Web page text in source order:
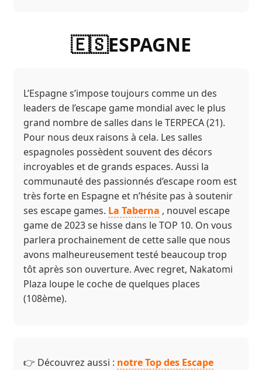
🇪🇸ESPAGNE
L’Espagne s’impose toujours comme un des
leaders de l’escape game mondial avec le plus
grand nombre de salles dans le TERPECA (21).
Pour nous deux raisons à cela. Les salles
espagnoles possèdent souvent des décors
incroyables et de grands espaces. Aussi la
communauté des passionnés d’escape room est
très forte en Espagne et n’hésite pas à soutenir
ses escape games. La Taberna , nouvel escape
game de 2023 se hisse dans le TOP 10. On vous
parlera prochainement de cette salle que nous
avons malheureusement testé beaucoup trop
tôt après son ouverture. Avec regret, Nakatomi
Plaza loupe le coche de quelques places
(108ème).
👉 Découvrez aussi : notre Top des Escape